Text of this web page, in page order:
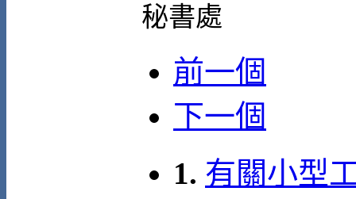
秘書處
前一個
下一個
1. 有關小型